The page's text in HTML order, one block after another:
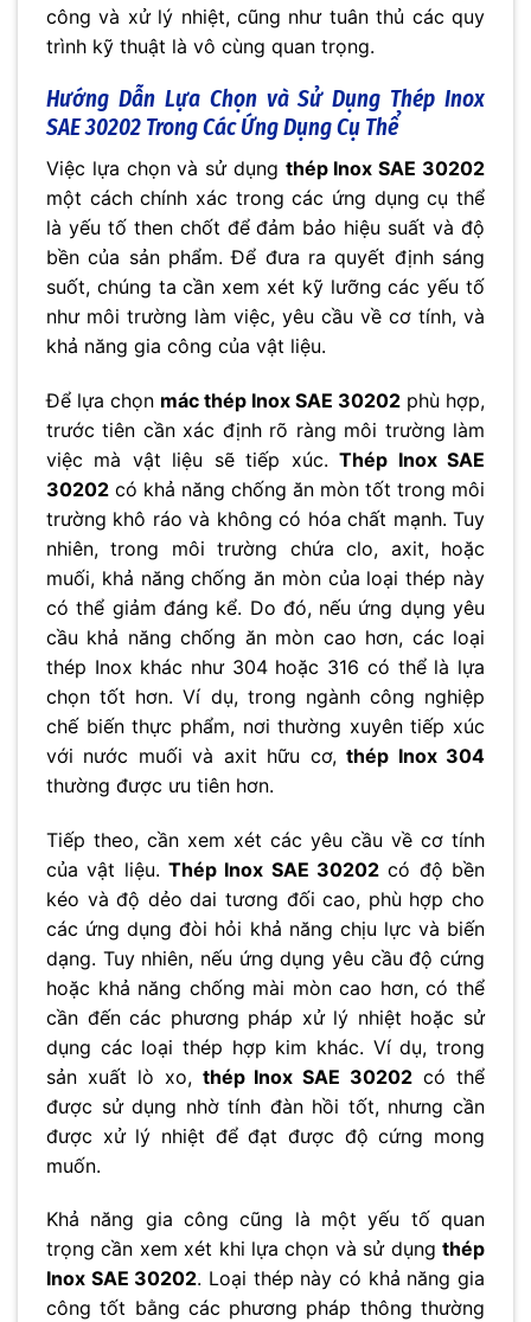
công và xử lý nhiệt, cũng như tuân thủ các quy
trình kỹ thuật là vô cùng quan trọng.
Hướng Dẫn Lựa Chọn và Sử Dụng Thép Inox
SAE 30202 Trong Các Ứng Dụng Cụ Thể
Việc lựa chọn và sử dụng thép Inox SAE 30202
một cách chính xác trong các ứng dụng cụ thể
là yếu tố then chốt để đảm bảo hiệu suất và độ
bền của sản phẩm. Để đưa ra quyết định sáng
suốt, chúng ta cần xem xét kỹ lưỡng các yếu tố
như môi trường làm việc, yêu cầu về cơ tính, và
khả năng gia công của vật liệu.
Để lựa chọn mác thép Inox SAE 30202 phù hợp,
trước tiên cần xác định rõ ràng môi trường làm
việc mà vật liệu sẽ tiếp xúc.Thép Inox SAE
30202 có khả năng chống ăn mòn tốt trong môi
trường khô ráo và không có hóa chất mạnh. Tuy
nhiên, trong môi trường chứa clo, axit, hoặc
muối, khả năng chống ăn mòn của loại thép này
có thể giảm đáng kể. Do đó, nếu ứng dụng yêu
cầu khả năng chống ăn mòn cao hơn, các loại
thép Inox khác như 304 hoặc 316 có thể là lựa
chọn tốt hơn. Ví dụ, trong ngành công nghiệp
chế biến thực phẩm, nơi thường xuyên tiếp xúc
với nước muối và axit hữu cơ,thép Inox 304
thường được ưu tiên hơn.
Tiếp theo, cần xem xét các yêu cầu về cơ tính
của vật liệu. Thép Inox SAE 30202 có độ bền
kéo và độ dẻo dai tương đối cao, phù hợp cho
các ứng dụng đòi hỏi khả năng chịu lực và biến
dạng. Tuy nhiên, nếu ứng dụng yêu cầu độ cứng
hoặc khả năng chống mài mòn cao hơn, có thể
cần đến các phương pháp xử lý nhiệt hoặc sử
dụng các loại thép hợp kim khác. Ví dụ, trong
sản xuất lò xo, thép Inox SAE 30202 có thể
được sử dụng nhờ tính đàn hồi tốt, nhưng cần
được xử lý nhiệt để đạt được độ cứng mong
muốn.
Khả năng gia công cũng là một yếu tố quan
trọng cần xem xét khi lựa chọn và sử dụng thép
Inox SAE 30202. Loại thép này có khả năng gia
công tốt bằng các phương pháp thông thường